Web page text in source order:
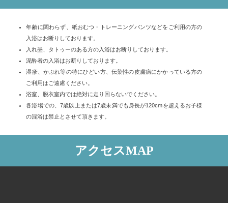
年齢に関わらず、紙おむつ・トレーニングパンツなどをご利用の方の
入浴はお断りしております。
入れ墨、タトゥーのある方の入浴はお断りしております。
泥酔者の入浴はお断りしております。
湿疹、かぶれ等の特にひどい方、伝染性の皮膚病にかかっている方の
ご利用はご遠慮ください。
浴室、脱衣室内では絶対に走り回らないでください。
各浴場での、7歳以上または7歳未満でも身長が120cmを超えるお子様
の混浴は禁止とさせて頂きます。
アクセスMAP